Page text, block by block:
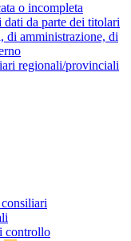
o incompleta
dati da parte dei titolari
di amministrazione, di
regionali/provinciali
controllo